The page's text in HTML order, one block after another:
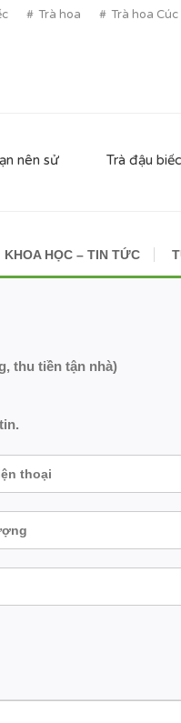
Trà hoa Trà hoa Cúc
nên sử
Trà đậu
KHOA HỌC – TIN TỨC
thu tiền tận nhà)